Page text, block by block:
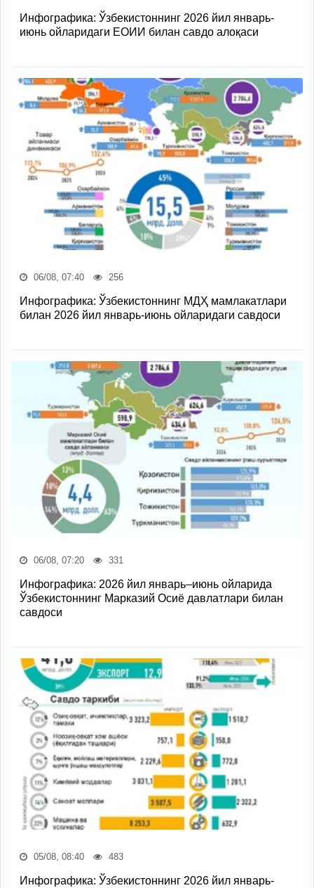
Инфографика: Ўзбекистоннинг 2026 йил январь-
июнь ойларидаги ЕОИИ билан савдо алоқаси
06/08, 07:40 256
Инфографика: Ўзбекистоннинг МДҲ мамлакатлари
билан 2026 йил январь-июнь ойларидаги савдоси
06/08, 07:20 331
Инфографика: 2026 йил январь–июнь ойларида
Ўзбекистоннинг Марказий Осиё давлатлари билан
савдоси
05/08, 08:40 483
Инфографика: Ўзбекистоннинг 2026 йил январь-